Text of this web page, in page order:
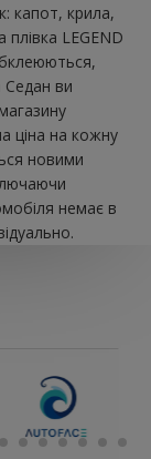
капот, крила,
плівка LEGEND
Седан ви
ціна на кожну
новими
немає в